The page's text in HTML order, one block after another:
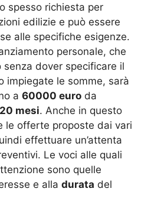
spesso richiesta per
edilizie e può essere
alle specifiche esigenze.
personale, che
dover specificare il
impiegate le somme, sarà
a 60000 euro da
mesi. Anche in questo
le offerte proposte dai vari
effettuare un’attenta
Le voci alle quali
sono quelle
e alla durata del